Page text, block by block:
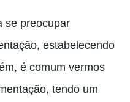
se preocupar
estabelecendo
é comum vermos
tendo um